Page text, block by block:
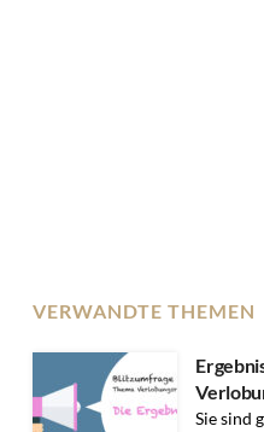
VERWANDTE THEMEN
Sie sind